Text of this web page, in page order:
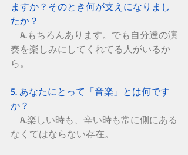
ますか？そのとき何が支えになりまし
たか？
A.もちろんあります。でも自分達の演
奏を楽しみにしてくれてる人がいるか
ら。
5. あなたにとって「音楽」とは何です
か？
A.楽しい時も、辛い時も常に側にある
なくてはならない存在。